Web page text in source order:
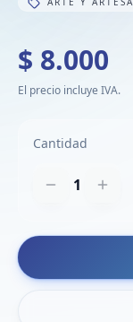
$ 8.000
El precio incluye IVA.
Cantidad
1